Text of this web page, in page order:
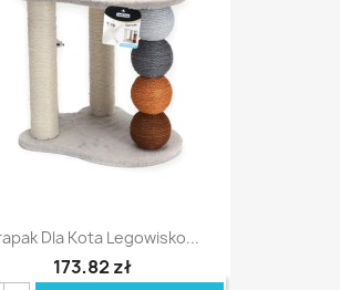
Dla Kota Legowisko...
173,82 zł